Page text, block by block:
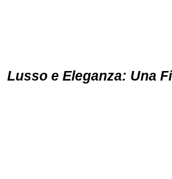
Lusso e Eleganza: Una